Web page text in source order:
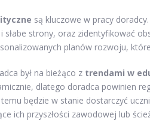
są kluczowe w pracy
słabe strony, oraz zidentyfikować
planów rozwoju,
był na bieżąco z trendami w
dlatego doradca powinien
będzie w stanie dostarczyć
ich przyszłości zawodowej lub